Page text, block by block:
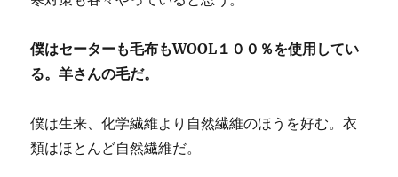
僕はセーターも毛布もWOOL１００％を使用してい
る。羊さんの毛だ。
僕は生来、化学繊維より自然繊維のほうを好む。衣
類はほとんど自然繊維だ。